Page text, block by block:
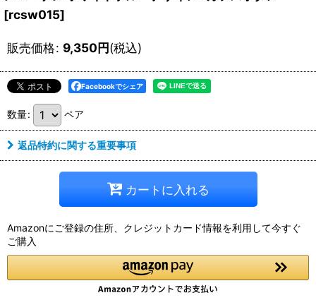
[rcsw015]
販売価格: 9,350円(税込)
Facebookでシェア
数量: ペア
返品特約に関する重要事項
カートに入れる
Amazonにご登録の住所、クレジットカード情報を利用して今すぐ
ご購入